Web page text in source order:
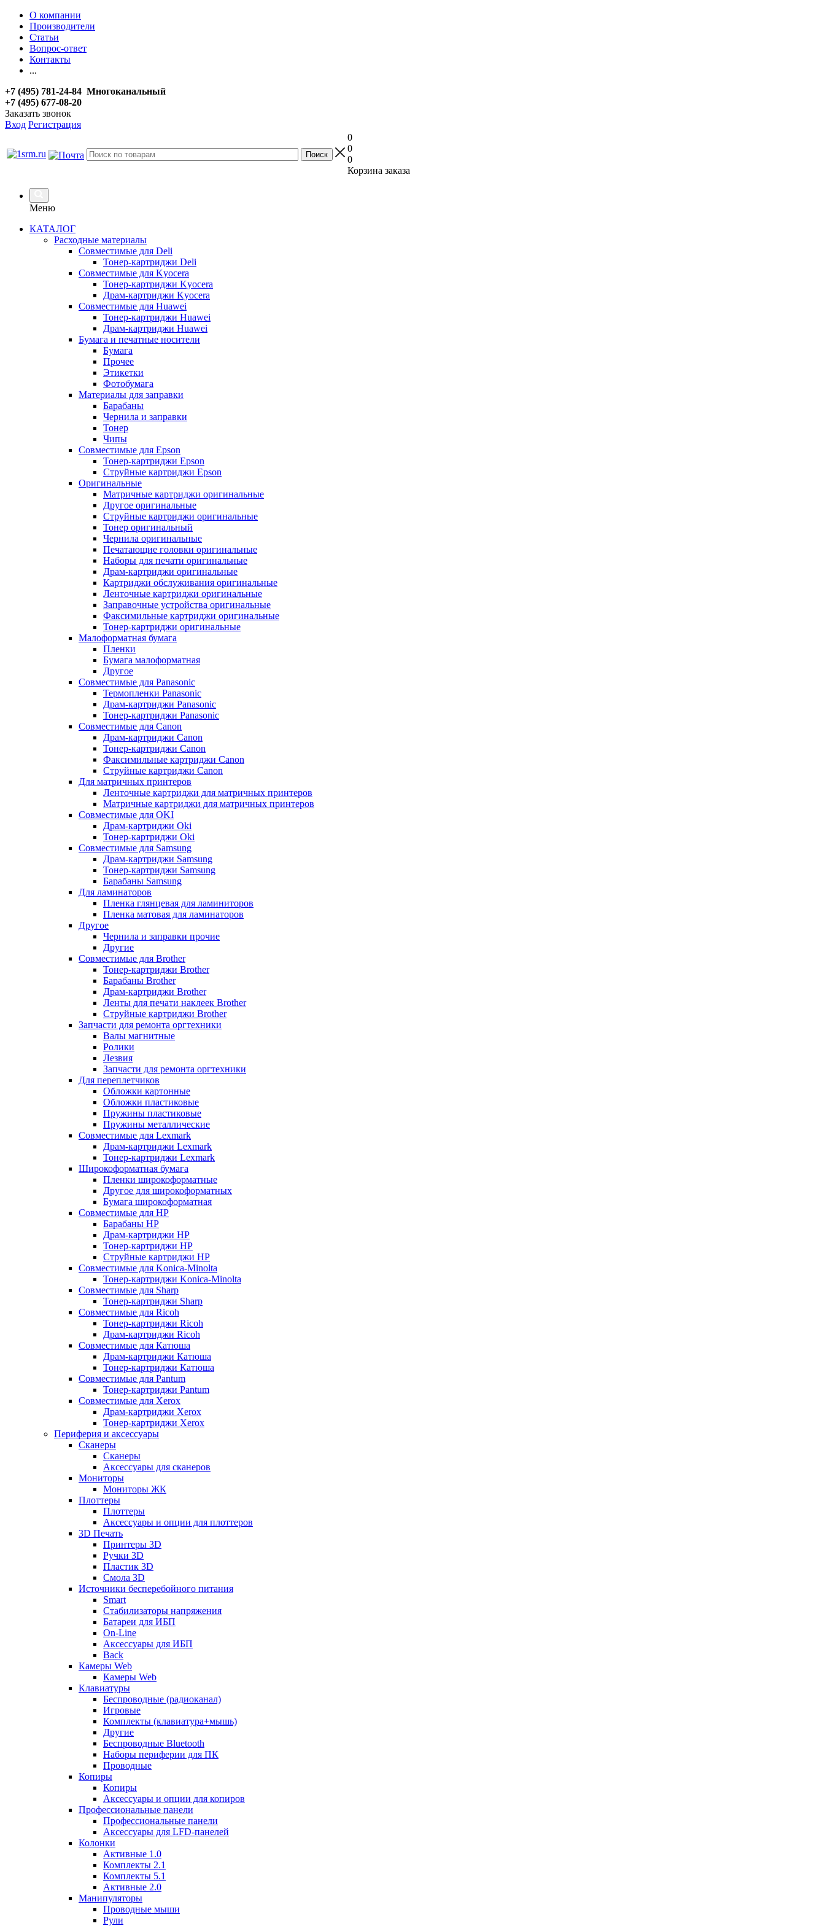
О компании
Производители
Статьи
Вопрос-ответ
Контакты
...
+7 (495) 781-24-84 Многоканальный
+7 (495) 677-08-20
Заказать звонок
Вход Регистрация
0
0
0
Корзина заказа
Меню
КАТАЛОГ
Расходные материалы
Совместимые для Deli
Тонер-картриджи Deli
Совместимые для Kyocera
Тонер-картриджи Kyocera
Драм-картриджи Kyocera
Совместимые для Huawei
Тонер-картриджи Huawei
Драм-картриджи Huawei
Бумага и печатные носители
Бумага
Прочее
Этикетки
Фотобумага
Материалы для заправки
Барабаны
Чернила и заправки
Тонер
Чипы
Совместимые для Epson
Тонер-картриджи Epson
Струйные картриджи Epson
Оригинальные
Матричные картриджи оригинальные
Другое оригинальные
Струйные картриджи оригинальные
Тонер оригинальный
Чернила оригинальные
Печатающие головки оригинальные
Наборы для печати оригинальные
Драм-картриджи оригинальные
Картриджи обслуживания оригинальные
Ленточные картриджи оригинальные
Заправочные устройства оригинальные
Факсимильные картриджи оригинальные
Тонер-картриджи оригинальные
Малоформатная бумага
Пленки
Бумага малоформатная
Другое
Совместимые для Panasonic
Термопленки Panasonic
Драм-картриджи Panasonic
Тонер-картриджи Panasonic
Совместимые для Canon
Драм-картриджи Canon
Тонер-картриджи Canon
Факсимильные картриджи Canon
Струйные картриджи Canon
Для матричных принтеров
Ленточные картриджи для матричных принтеров
Матричные картриджи для матричных принтеров
Совместимые для OKI
Драм-картриджи Oki
Тонер-картриджи Oki
Совместимые для Samsung
Драм-картриджи Samsung
Тонер-картриджи Samsung
Барабаны Samsung
Для ламинаторов
Пленка глянцевая для ламиниторов
Пленка матовая для ламинаторов
Другое
Чернила и заправки прочие
Другие
Совместимые для Brother
Тонер-картриджи Brother
Барабаны Brother
Драм-картриджи Brother
Ленты для печати наклеек Brother
Струйные картриджи Brother
Запчасти для ремонта оргтехники
Валы магнитные
Ролики
Лезвия
Запчасти для ремонта оргтехники
Для переплетчиков
Обложки картонные
Обложки пластиковые
Пружины пластиковые
Пружины металлические
Совместимые для Lexmark
Драм-картриджи Lexmark
Тонер-картриджи Lexmark
Широкоформатная бумага
Пленки широкоформатные
Другое для широкоформатных
Бумага широкоформатная
Совместимые для HP
Барабаны HP
Драм-картриджи HP
Тонер-картриджи HP
Струйные картриджи HP
Совместимые для Konica-Minolta
Тонер-картриджи Konica-Minolta
Совместимые для Sharp
Тонер-картриджи Sharp
Совместимые для Ricoh
Тонер-картриджи Ricoh
Драм-картриджи Ricoh
Совместимые для Катюша
Драм-картриджи Катюша
Тонер-картриджи Катюша
Совместимые для Pantum
Тонер-картриджи Pantum
Совместимые для Xerox
Драм-картриджи Xerox
Тонер-картриджи Xerox
Периферия и аксессуары
Сканеры
Сканеры
Аксессуары для сканеров
Мониторы
Мониторы ЖК
Плоттеры
Плоттеры
Аксессуары и опции для плоттеров
3D Печать
Принтеры 3D
Ручки 3D
Пластик 3D
Смола 3D
Источники бесперебойного питания
Smart
Стабилизаторы напряжения
Батареи для ИБП
On-Line
Аксессуары для ИБП
Back
Камеры Web
Камеры Web
Клавиатуры
Беспроводные (радиоканал)
Игровые
Комплекты (клавиатура+мышь)
Другие
Беспроводные Bluetooth
Наборы периферии для ПК
Проводные
Копиры
Копиры
Аксессуары и опции для копиров
Профессиональные панели
Профессиональные панели
Аксессуары для LFD-панелей
Колонки
Активные 1.0
Комплекты 2.1
Комплекты 5.1
Активные 2.0
Манипуляторы
Проводные мыши
Рули